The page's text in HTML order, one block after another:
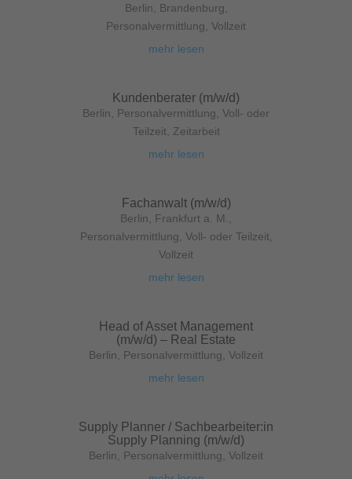
Berlin Brandenburg
Personalvermittlung Vollzeit
mehr lesen
Kundenberater (m/w/d)
Berlin Personalvermittlung Voll- oder
Teilzeit, Zeitarbeit
mehr lesen
Fachanwalt (m/w/d)
Berlin Frankfurt a. M.
Personalvermittlung Voll- oder Teilzeit,
Vollzeit
mehr lesen
Head of Asset Management
(m/w/d) – Real Estate
Berlin Personalvermittlung Vollzeit
mehr lesen
Supply Planner / Sachbearbeiter:in
Supply Planning (m/w/d)
Berlin Personalvermittlung Vollzeit